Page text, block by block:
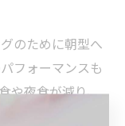
のために朝型へ
フォーマンスも
や夜食が減り、
報告も多数で